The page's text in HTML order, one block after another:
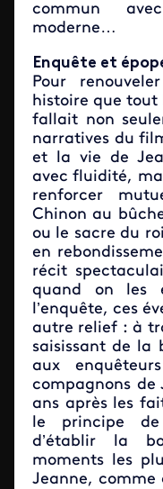
commun
moderne…
Enquête et
Pour
histoire que
fallait non
narratives du
et la vie de
avec fluidité,
renforcer
Chinon au
ou le sacre du
en
récit
quand on les
l’enquête, ces
autre relief : à
saisissant de la
aux
compagnons de
ans après les
le principe de
d’établir la
moments les
Jeanne, comme